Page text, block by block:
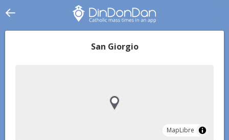
San Giorgio
MapLibre
MapLibre